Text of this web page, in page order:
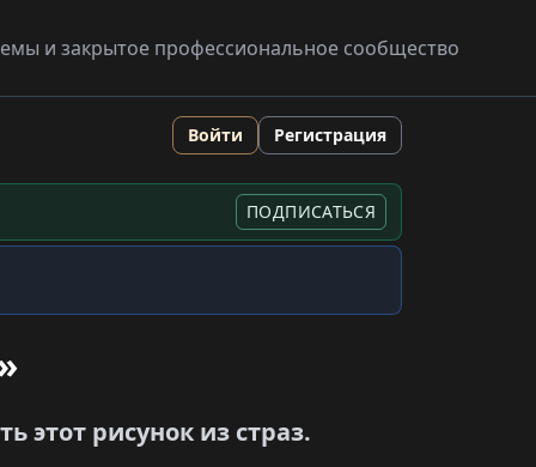
и закрытое профессиональное сообщество
Войти Регистрация
ПОДПИСАТЬСЯ
этот рисунок из страз.